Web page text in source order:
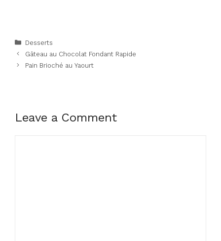
Categories
Desserts
Gâteau au Chocolat Fondant Rapide
Pain Brioché au Yaourt
Leave a Comment